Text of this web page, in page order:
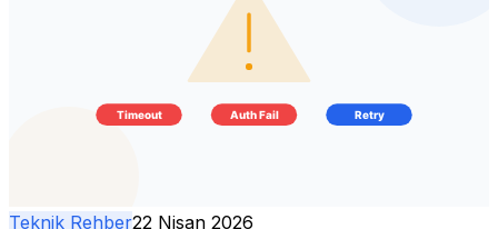
Teknik Rehber22 Nisan 2026